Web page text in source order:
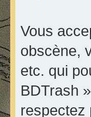
Vous
obscène,
etc. qui
BDTrash
respectez